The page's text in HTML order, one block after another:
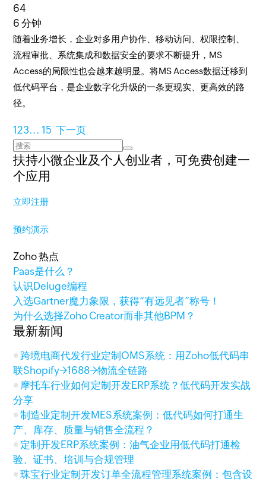
64
6 分钟
随着业务增长，企业对多用户协作、移动访问、权限控制、
流程审批、系统集成和数据安全的要求不断提升，MS
Access的局限性也会越来越明显。将MS Access数据迁移到
低代码平台，是企业数字化升级的一条更现实、更高效的路
径。
123... 15 下一页
扶持小微企业及个人创业者，可免费创建一
个应用
立即注册
预约演示
Zoho 热点
Paas是什么？
认识Deluge编程
入选Gartner魔力象限，获得“有远见者”称号！
为什么选择Zoho Creator而非其他BPM？
最新新闻
跨境电商代发行业定制OMS系统：用Zoho低代码串
联Shopify→1688→物流全链路
摩托车行业如何定制开发ERP系统？低代码开发实战
分享
制造业定制开发MES系统案例：低代码如何打通生
产、库存、质量与销售全流程？
定制开发ERP系统案例：油气企业用低代码打通检
验、证书、培训与合规管理
珠宝行业定制开发订单全流程管理系统案例：包含设